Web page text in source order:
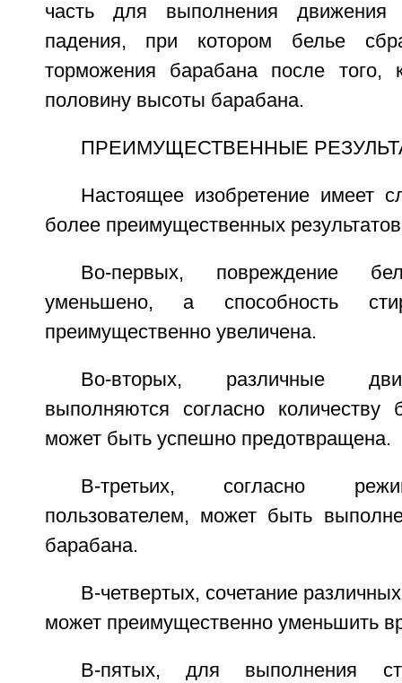
часть для выполнения
падения, при котором белье
торможения барабана после того,
половину высоты барабана.
ПРЕИМУЩЕСТВЕННЫЕ
Настоящее изобретение имеет
более преимущественных
Во-первых, повреждение
уменьшено, а способность
преимущественно увеличена.
Во-вторых, различные
выполняются согласно количеству
может быть успешно предотвращена.
В-третьих, согласно
пользователем, может быть
барабана.
В-четвертых, сочетание
может преимущественно уменьшить
В-пятых, для выполнения